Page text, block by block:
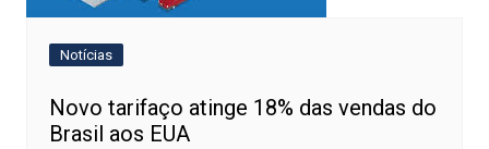
Notícias
Novo tarifaço atinge 18% das vendas do
Brasil aos EUA